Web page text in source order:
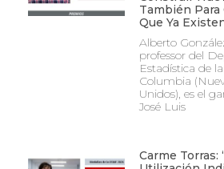
También
Que Ya
Alberto
professor del
Estadística de
Columbia
Unidos), es el
José Luis
Carme Torras: